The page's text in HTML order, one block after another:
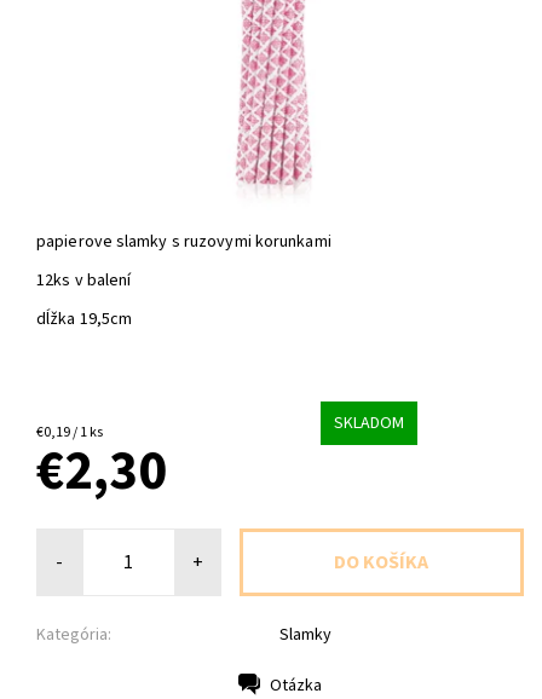
papierove slamky s ruzovymi korunkami
12ks v balení
dĺžka 19,5cm
€0,19 / 1 ks SKLADOM
€2,30
- +
Kategória: Slamky
Otázka